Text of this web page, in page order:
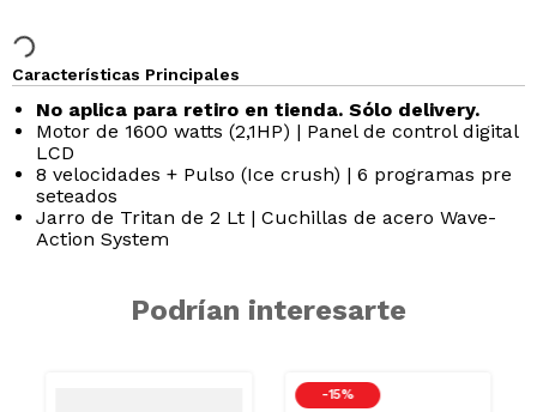
Características Principales
No aplica para retiro en tienda. Sólo delivery.
Motor de 1600 watts (2,1HP) | Panel de control digital
LCD
8 velocidades + Pulso (Ice crush) | 6 programas pre
seteados
Jarro de Tritan de 2 Lt | Cuchillas de acero Wave-
Action System
Podrían interesarte
-15 %